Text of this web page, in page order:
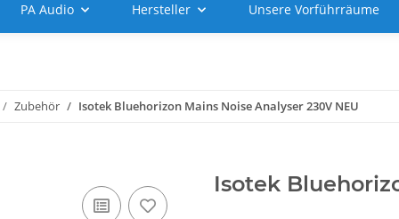
PA Audio Hersteller Unsere Vorführräume
Zubehör Isotek Bluehorizon Mains Noise Analyser 230V NEU
Isotek